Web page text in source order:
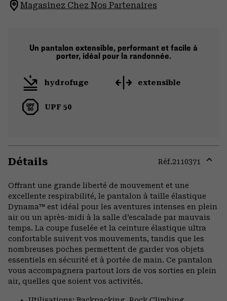
Magasinez Chez Nos Partenaires
Un pantalon extensible, performant et facile à
porter, idéal pour la randonnée.
hydrofuge extensible
UPF 50
Détails Réf.2110371
Offrant une grande liberté de mouvement et une
excellente respirabilité, le pantalon à taille élastique
Dynama™ est idéal pour les aventures intenses en plein
air ou un après-midi à la salle d’escalade par mauvais
temps. La coupe fuselée et la ceinture élastique ultra
confortable suivent vos mouvements, tandis que les
nombreuses poches permettent de garder vos objets
essentiels en sécurité et à portée de main. Ce pantalon
vous accompagnera partout lors de vos sorties en plein
air, quelles que soient vos activités.